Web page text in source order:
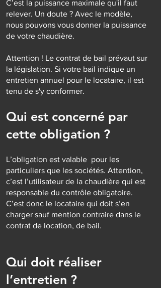
C’est la puissance maximale qu'il faut
relever. Un doute ? Avec le modèle,
nous pouvons vous donner la puissance
de votre chaudière.
Attention ! Le contrat de bail prévaut sur
la législation. Si votre bail indique un
entretien annuel pour le locataire, il est
tenu de s'y conformer.
Qui est concerné par
cette obligation ?
L’obligation est valable pour les
particuliers que les sociétés. Attention,
c’est l’utilisateur de la chaudière qui est
responsable du contrôle obligatoire.
C’est donc le locataire qui doit s’en
charger sauf mention contraire dans le
contrat de location, de bail.
Qui doit réaliser
l’entretien ?